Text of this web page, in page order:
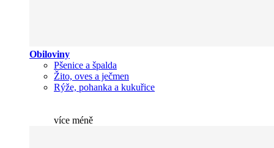
Obiloviny
Pšenice a špalda
Žito, oves a ječmen
Rýže, pohanka a kukuřice
více méně